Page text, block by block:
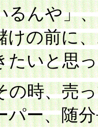
るんや」
けの前に
たいと思
時、売っ
パー、随